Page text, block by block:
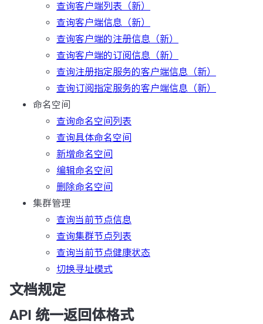
查询客户端列表（新）
查询客户端信息（新）
查询客户端的注册信息（新）
查询客户端的订阅信息（新）
查询注册指定服务的客户端信息（新）
查询订阅指定服务的客户端信息（新）
命名空间
查询命名空间列表
查询具体命名空间
新增命名空间
编辑命名空间
删除命名空间
集群管理
查询当前节点信息
查询集群节点列表
查询当前节点健康状态
切换寻址模式
文档规定
API 统一返回体格式